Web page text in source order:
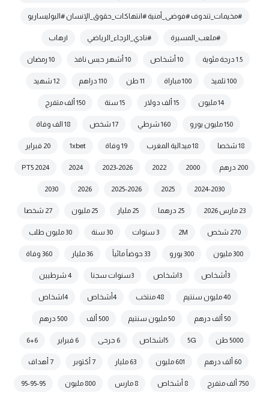
#مخيمات_تندوف #فوضى_أمنية #انتهاكات_حقوق_الإنسان #البوليساريو
#ملعب_المسيرة #نادي_الرجاء_الرياضي |رهاب
1.5 درجة مئوية 10 أشخاص 10 أشهر حبس نافذ 10 رمضان
100 تلميذ 100 مباراة 11 طن 110 دراهم 12 شهيد
14 مليون 15 ألف دولار 15 سنة 150 ألف متفرج
150 مليون يورو 160 شرطي 17 شخص 18 الف وفاة
18 شخصا 18 ميدالية المغرب 19 وفاة 1xbet 20 فبراير
200 درهم 2000
2022
2023-2026
2024
2024 PT5
2024-2030
2025
2025-2026
2026
2030
23 مارس 2026 25 درهما 25 مليار 25 مليون 27 شخصا
270 شخص 2M 3 سنوات 30 سنة 30 مليون طلب
300 مليون 300 يورو 33 حوضاً مائياً 36 مليار 360 وفاة
3أشخاص 3اشخاص 3سنوات سجنا 4 شرطيين
40 مليون سنتيم 48 منتخب 4أشخاص 4اشخاص
50 ألف درهم 50 مليون سنتيم 500 ألف 500 درهم
5000 طن 5G 5اشخاص 6 جرحى 6 فبراير 6+6
60 ألف درهم 601 مليون 63 مليار 7 أكتوبر 7 أهداف
750 ألف متفرج 8 أشخاص 8 مارس 800 مليون 95-95-95